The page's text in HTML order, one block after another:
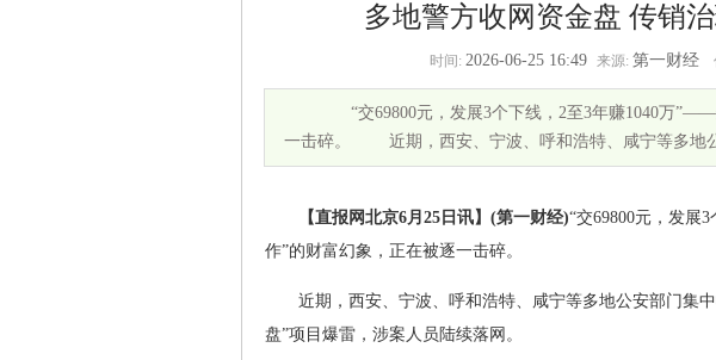
多地警方收网资金盘 传销
时间: 2026-06-25 16:49 来源: 第一财经
“交69800元，发展3个下线，2至3年赚1040万”——
一击碎。 近期，西安、宁波、呼和浩特、咸宁等多地
【直报网北京6月25日讯】(第一财经)“交69800元，发展
作”的财富幻象，正在被逐一击碎。
近期，西安、宁波、呼和浩特、咸宁等多地公安部门集
盘”项目爆雷，涉案人员陆续落网。